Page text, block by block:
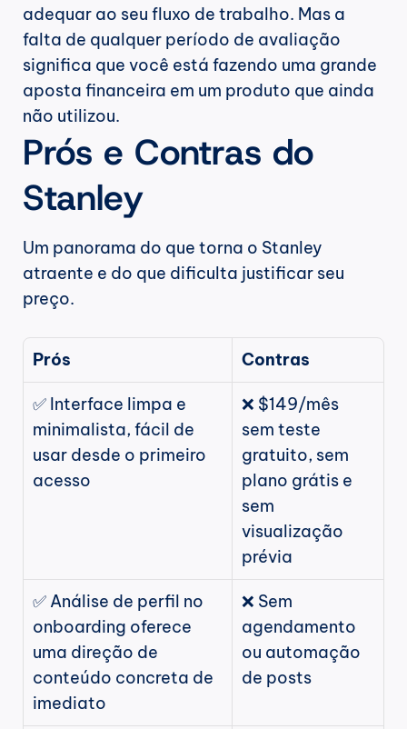
adequar ao seu fluxo de trabalho. Mas a
falta de qualquer período de avaliação
significa que você está fazendo uma grande
aposta financeira em um produto que ainda
não utilizou.
Prós e Contras do
Stanley
Um panorama do que torna o Stanley
atraente e do que dificulta justificar seu
preço.
Prós Contras
✅ Interface limpa e
minimalista, fácil de
usar desde o primeiro
acesso
❌ $149/mês
sem teste
gratuito, sem
plano grátis e
sem
visualização
prévia
✅ Análise de perfil no
onboarding oferece
uma direção de
conteúdo concreta de
imediato
❌ Sem
agendamento
ou automação
de posts